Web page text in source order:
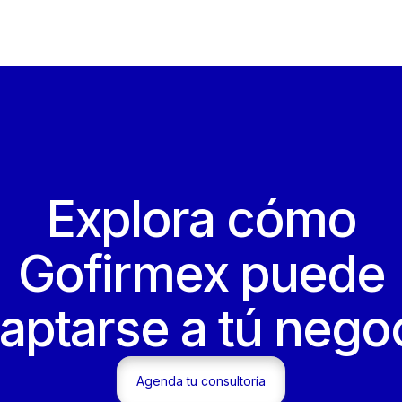
Explora cómo
Gofirmex puede
a tú
Agenda tu consultoría